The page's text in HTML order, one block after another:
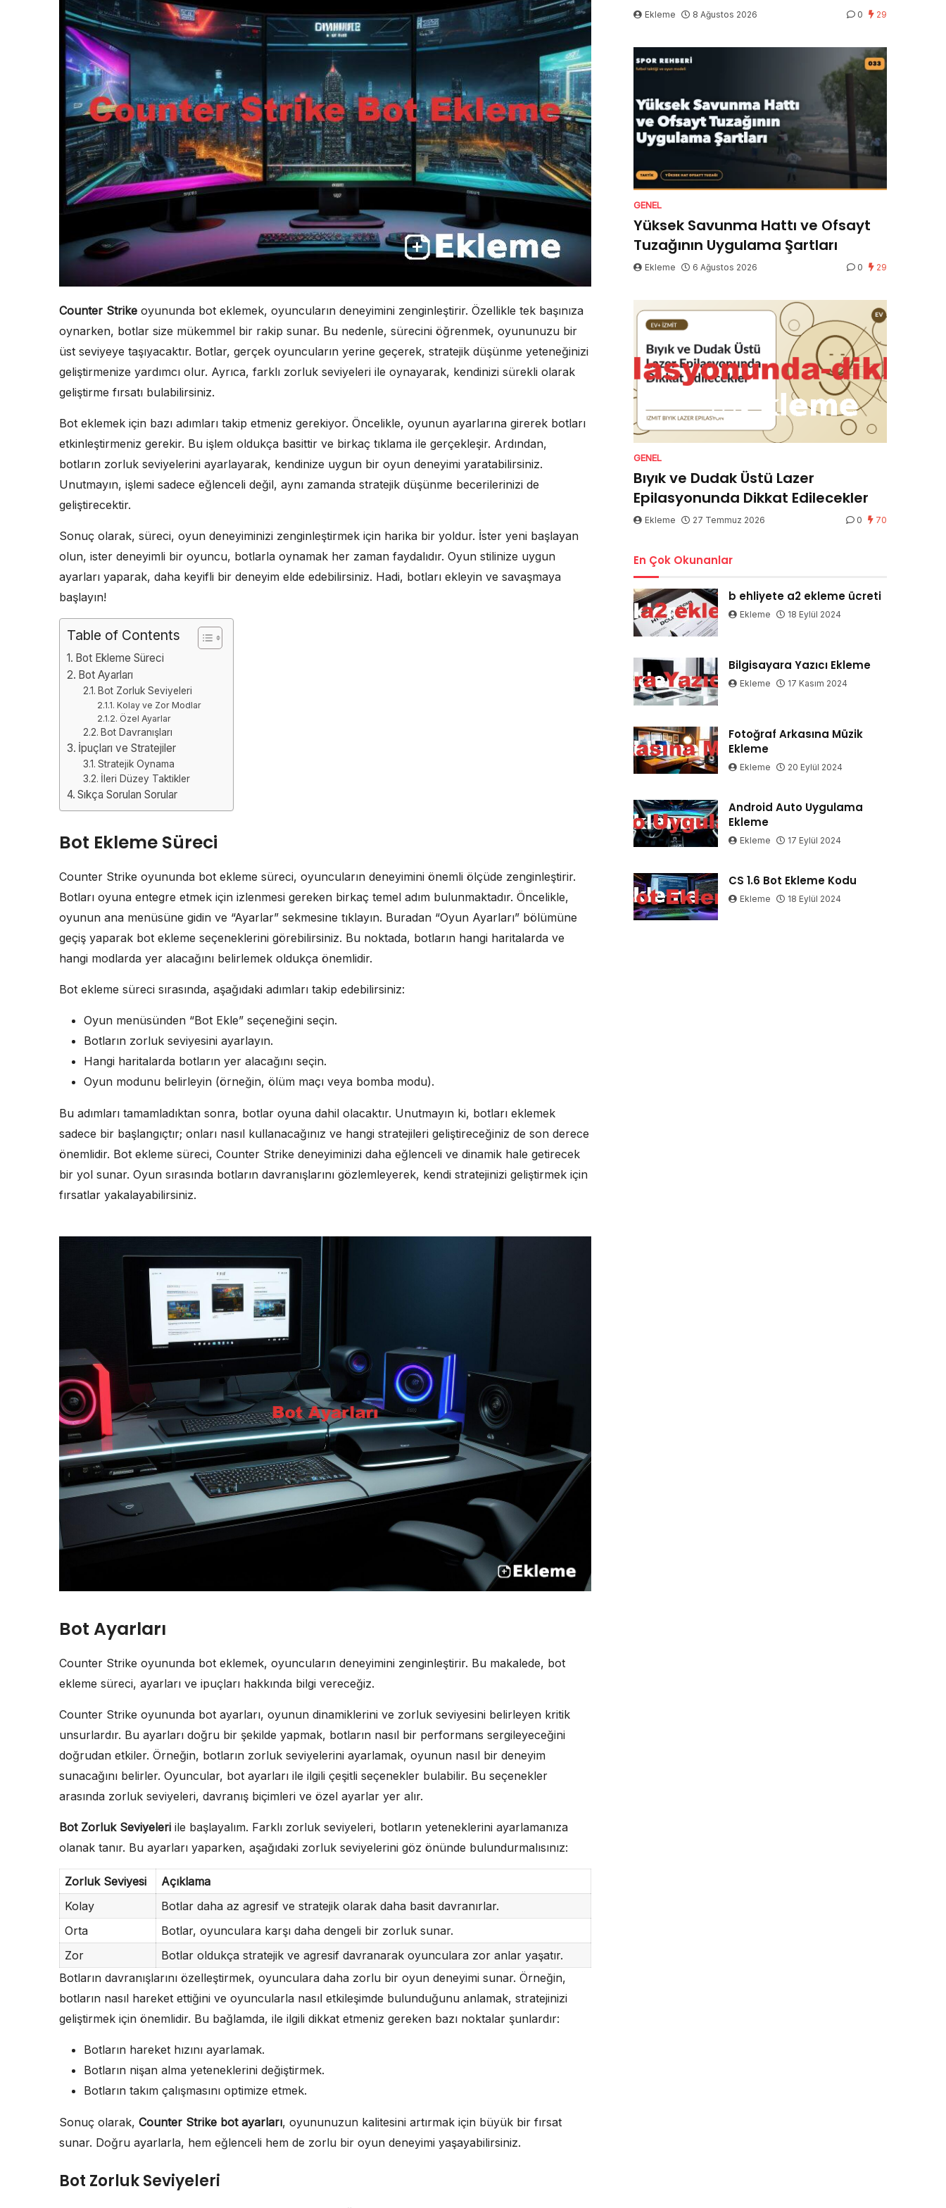
Counter Strike oyununda bot eklemek, oyuncuların deneyimini zenginleştirir. Özellikle tek başınıza
oynarken, botlar size mükemmel bir rakip sunar. Bu nedenle, sürecini öğrenmek, oyununuzu bir
üst seviyeye taşıyacaktır. Botlar, gerçek oyuncuların yerine geçerek, stratejik düşünme yeteneğinizi
geliştirmenize yardımcı olur. Ayrıca, farklı zorluk seviyeleri ile oynayarak, kendinizi sürekli olarak
geliştirme fırsatı bulabilirsiniz.
Bot eklemek için bazı adımları takip etmeniz gerekiyor. Öncelikle, oyunun ayarlarına girerek botları
etkinleştirmeniz gerekir. Bu işlem oldukça basittir ve birkaç tıklama ile gerçekleşir. Ardından,
botların zorluk seviyelerini ayarlayarak, kendinize uygun bir oyun deneyimi yaratabilirsiniz.
Unutmayın, işlemi sadece eğlenceli değil, aynı zamanda stratejik düşünme becerilerinizi de
geliştirecektir.
Sonuç olarak, süreci, oyun deneyiminizi zenginleştirmek için harika bir yoldur. İster yeni başlayan
olun, ister deneyimli bir oyuncu, botlarla oynamak her zaman faydalıdır. Oyun stilinize uygun
ayarları yaparak, daha keyifli bir deneyim elde edebilirsiniz. Hadi, botları ekleyin ve savaşmaya
başlayın!
Table of Contents
Bot Ekleme Süreci
Bot Ayarları
Bot Zorluk Seviyeleri
Kolay ve Zor Modlar
Özel Ayarlar
Bot Davranışları
İpuçları ve Stratejiler
Stratejik Oynama
İleri Düzey Taktikler
Sıkça Sorulan Sorular
Bot Ekleme Süreci
Counter Strike oyununda bot ekleme süreci, oyuncuların deneyimini önemli ölçüde zenginleştirir.
Botları oyuna entegre etmek için izlenmesi gereken birkaç temel adım bulunmaktadır. Öncelikle,
oyunun ana menüsüne gidin ve “Ayarlar” sekmesine tıklayın. Buradan “Oyun Ayarları” bölümüne
geçiş yaparak bot ekleme seçeneklerini görebilirsiniz. Bu noktada, botların hangi haritalarda ve
hangi modlarda yer alacağını belirlemek oldukça önemlidir.
Bot ekleme süreci sırasında, aşağıdaki adımları takip edebilirsiniz:
Oyun menüsünden “Bot Ekle” seçeneğini seçin.
Botların zorluk seviyesini ayarlayın.
Hangi haritalarda botların yer alacağını seçin.
Oyun modunu belirleyin (örneğin, ölüm maçı veya bomba modu).
Bu adımları tamamladıktan sonra, botlar oyuna dahil olacaktır. Unutmayın ki, botları eklemek
sadece bir başlangıçtır; onları nasıl kullanacağınız ve hangi stratejileri geliştireceğiniz de son derece
önemlidir. Bot ekleme süreci, Counter Strike deneyiminizi daha eğlenceli ve dinamik hale getirecek
bir yol sunar. Oyun sırasında botların davranışlarını gözlemleyerek, kendi stratejinizi geliştirmek için
fırsatlar yakalayabilirsiniz.
Bot Ayarları
Counter Strike oyununda bot eklemek, oyuncuların deneyimini zenginleştirir. Bu makalede, bot
ekleme süreci, ayarları ve ipuçları hakkında bilgi vereceğiz.
Counter Strike oyununda bot ayarları, oyunun dinamiklerini ve zorluk seviyesini belirleyen kritik
unsurlardır. Bu ayarları doğru bir şekilde yapmak, botların nasıl bir performans sergileyeceğini
doğrudan etkiler. Örneğin, botların zorluk seviyelerini ayarlamak, oyunun nasıl bir deneyim
sunacağını belirler. Oyuncular, bot ayarları ile ilgili çeşitli seçenekler bulabilir. Bu seçenekler
arasında zorluk seviyeleri, davranış biçimleri ve özel ayarlar yer alır.
Bot Zorluk Seviyeleri ile başlayalım. Farklı zorluk seviyeleri, botların yeteneklerini ayarlamanıza
olanak tanır. Bu ayarları yaparken, aşağıdaki zorluk seviyelerini göz önünde bulundurmalısınız:
Zorluk Seviyesi
Açıklama
Kolay
Botlar daha az agresif ve stratejik olarak daha basit davranırlar.
Orta
Botlar, oyunculara karşı daha dengeli bir zorluk sunar.
Zor
Botlar oldukça stratejik ve agresif davranarak oyunculara zor anlar yaşatır.
Botların davranışlarını özelleştirmek, oyunculara daha zorlu bir oyun deneyimi sunar. Örneğin,
botların nasıl hareket ettiğini ve oyuncularla nasıl etkileşimde bulunduğunu anlamak, stratejinizi
geliştirmek için önemlidir. Bu bağlamda, ile ilgili dikkat etmeniz gereken bazı noktalar şunlardır:
Botların hareket hızını ayarlamak.
Botların nişan alma yeteneklerini değiştirmek.
Botların takım çalışmasını optimize etmek.
Sonuç olarak, Counter Strike bot ayarları, oyununuzun kalitesini artırmak için büyük bir fırsat
sunar. Doğru ayarlarla, hem eğlenceli hem de zorlu bir oyun deneyimi yaşayabilirsiniz.
Bot Zorluk Seviyeleri
Ekleme 8 Ağustos 2026 0 29
GENEL
Yüksek Savunma Hattı ve Ofsayt
Tuzağının Uygulama Şartları
Ekleme 6 Ağustos 2026 0 29
GENEL
Bıyık ve Dudak Üstü Lazer
Epilasyonunda Dikkat Edilecekler
Ekleme 27 Temmuz 2026 0 70
En Çok Okunanlar
b ehliyete a2 ekleme ücreti
Ekleme 18 Eylül 2024
Bilgisayara Yazıcı Ekleme
Ekleme 17 Kasım 2024
Fotoğraf Arkasına Müzik
Ekleme
Ekleme 20 Eylül 2024
Android Auto Uygulama
Ekleme
Ekleme 17 Eylül 2024
CS 1.6 Bot Ekleme Kodu
Ekleme 18 Eylül 2024